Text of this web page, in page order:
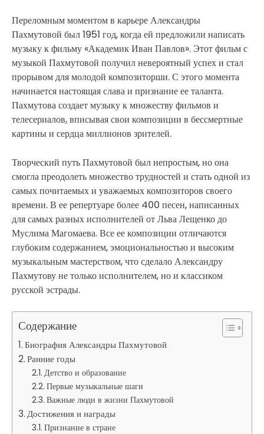
Переломным моментом в карьере Александры
Пахмутовой был 1951 год, когда ей предложили написать
музыку к фильму «Академик Иван Павлов». Этот фильм с
музыкой Пахмутовой получил невероятный успех и стал
прорывом для молодой композиторши. С этого момента
начинается настоящая слава и признание ее таланта.
Пахмутова создает музыку к множеству фильмов и
телесериалов, вписывая свои композиции в бессмертные
картины и сердца миллионов зрителей.
Творческий путь Пахмутовой был непростым, но она
смогла преодолеть множество трудностей и стать одной из
самых почитаемых и уважаемых композиторов своего
времени. В ее репертуаре более 400 песен, написанных
для самых разных исполнителей от Льва Лещенко до
Муслима Магомаева. Все ее композиции отличаются
глубоким содержанием, эмоциональностью и высоким
музыкальным мастерством, что сделало Александру
Пахмутову не только исполнителем, но и классиком
русской эстрады.
Содержание
Биография Александры Пахмутовой
Ранние годы
Детство и образование
Первые музыкальные шаги
Важные люди в жизни Пахмутовой
Достижения и награды
Признание в стране